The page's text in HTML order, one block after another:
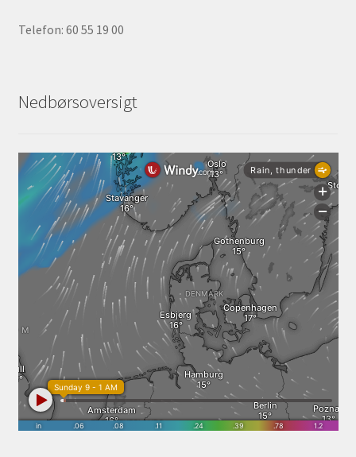
Telefon: 60 55 19 00
Nedbørsoversigt